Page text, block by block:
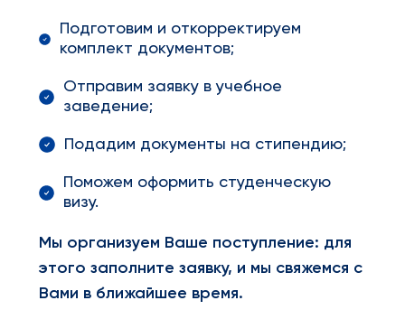
Подготовим и откорректируем
комплект документов;
Отправим заявку в учебное
заведение;
Подадим документы на стипендию;
Поможем оформить студенческую
визу.
Мы организуем Ваше поступление: для
этого заполните заявку, и мы свяжемся с
Вами в ближайшее время.